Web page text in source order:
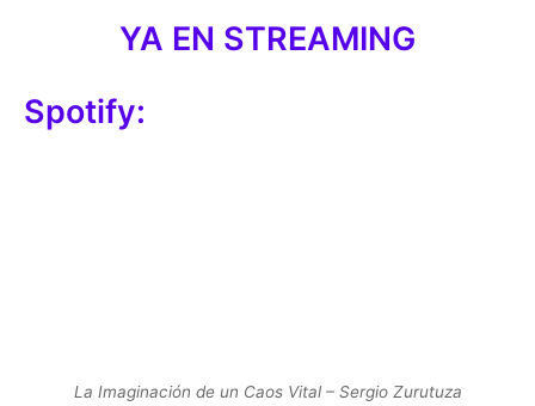
YA EN STREAMING
Spotify:
La Imaginación de un Caos Vital – Sergio Zurutuza